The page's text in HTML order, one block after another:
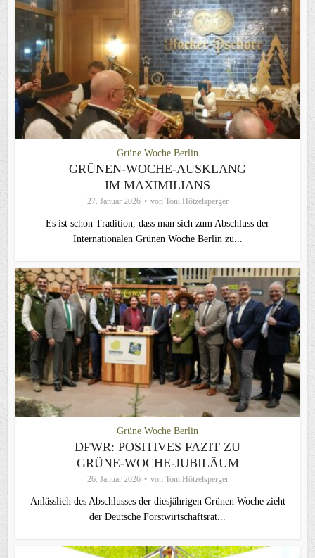
Grüne Woche Berlin
GRÜNEN-WOCHE-AUSKLANG
IM MAXIMILIANS
27. Januar 2026 von Toni Hötzelsperger
Es ist schon Tradition, dass man sich zum Abschluss der
Internationalen Grünen Woche Berlin zu...
Grüne Woche Berlin
DFWR: POSITIVES FAZIT ZU
GRÜNE-WOCHE-JUBILÄUM
26. Januar 2026 von Toni Hötzelsperger
Anlässlich des Abschlusses der diesjährigen Grünen Woche zieht
der Deutsche Forstwirtschaftsrat...